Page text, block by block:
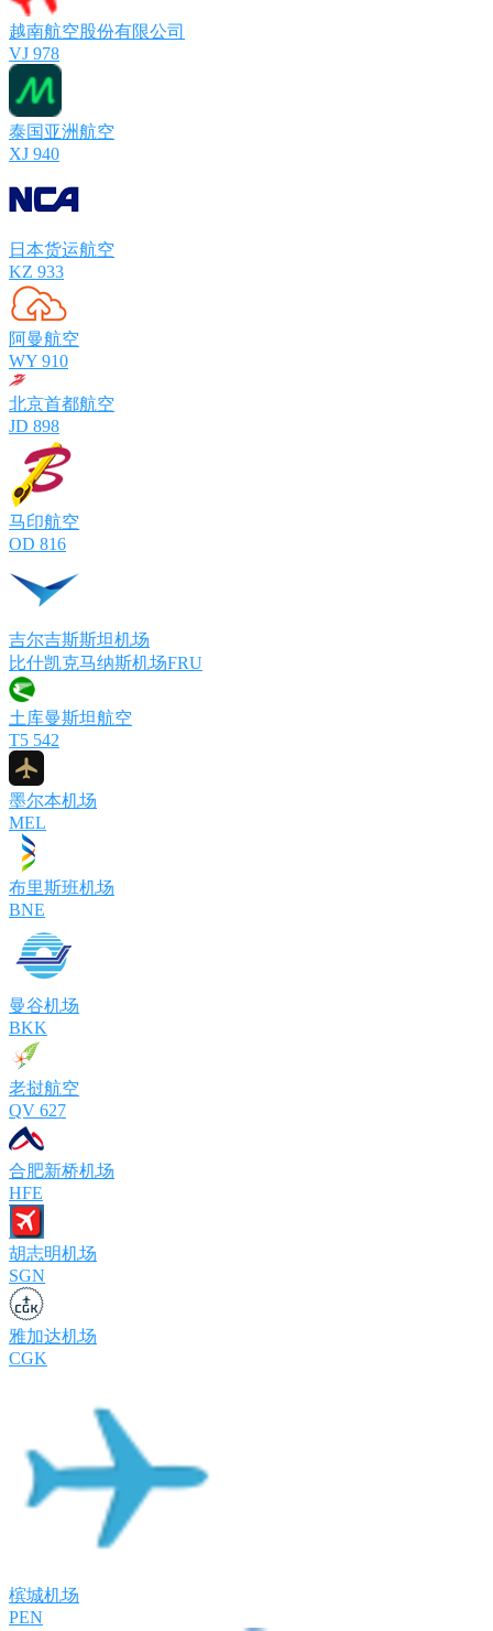
越南航空股份有限公司
VJ 978
泰国亚洲航空
XJ 940
日本货运航空
KZ 933
阿曼航空
WY 910
北京首都航空
JD 898
马印航空
OD 816
吉尔吉斯斯坦机场
比什凯克马纳斯机场FRU
土库曼斯坦航空
T5 542
墨尔本机场
MEL
布里斯班机场
BNE
曼谷机场
BKK
老挝航空
QV 627
合肥新桥机场
HFE
胡志明机场
SGN
雅加达机场
CGK
槟城机场
PEN